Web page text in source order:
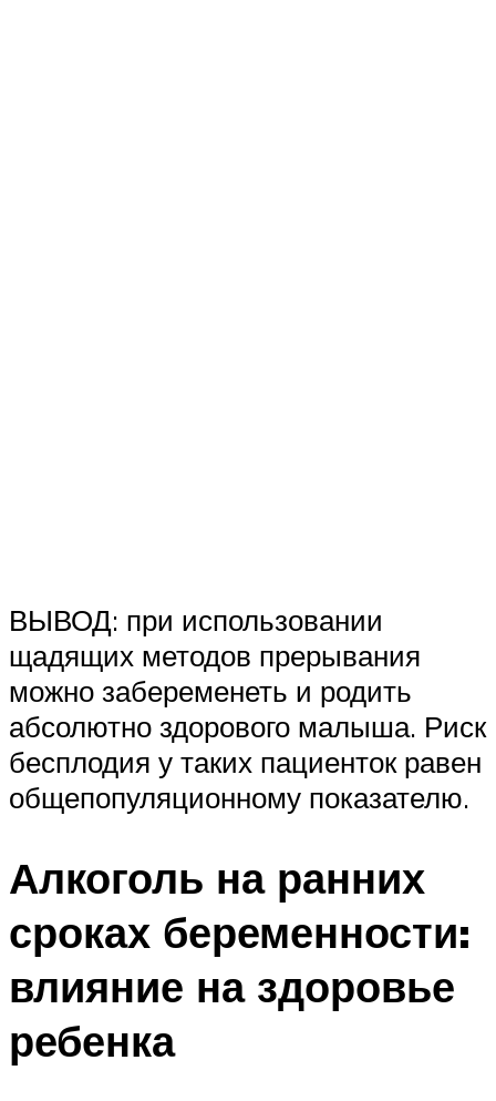
ВЫВОД: при использовании
щадящих методов прерывания
можно забеременеть и родить
абсолютно здорового малыша. Риск
бесплодия у таких пациенток равен
общепопуляционному показателю.
Алкоголь на ранних
сроках беременности:
влияние на здоровье
ребенка